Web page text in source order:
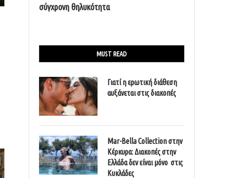
σύγχρονη θηλυκότητα
MUST READ
Γιατί η ερωτική διάθεση
αυξάνεται στις διακοπές
Mar-Bella Collection στην
Κέρκυρα: Διακοπές στην
Ελλάδα δεν είναι μόνο στις
Κυκλάδες